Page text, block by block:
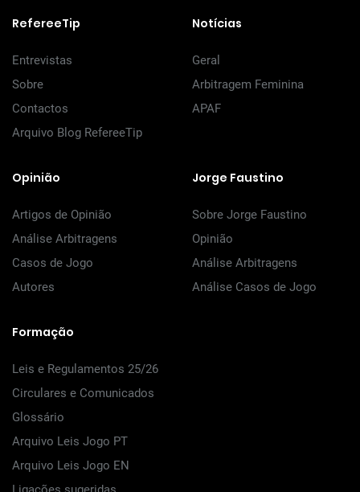
RefereeTip
Entrevistas
Sobre
Contactos
Arquivo Blog RefereeTip
Notícias
Geral
Arbitragem Feminina
APAF
Opinião
Artigos de Opinião
Análise Arbitragens
Casos de Jogo
Autores
Jorge Faustino
Sobre Jorge Faustino
Opinião
Análise Arbitragens
Análise Casos de Jogo
Formação
Leis e Regulamentos 25/26
Circulares e Comunicados
Glossário
Arquivo Leis Jogo PT
Arquivo Leis Jogo EN